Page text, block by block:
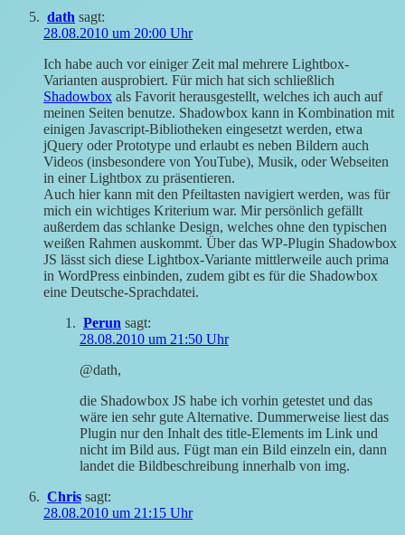
dath sagt:
28.08.2010 um 20:00 Uhr
Ich habe auch vor einiger Zeit mal mehrere Lightbox-
Varianten ausprobiert. Für mich hat sich schließlich
Shadowbox als Favorit herausgestellt, welches ich auch auf
meinen Seiten benutze. Shadowbox kann in Kombination mit
einigen Javascript-Bibliotheken eingesetzt werden, etwa
jQuery oder Prototype und erlaubt es neben Bildern auch
Videos (insbesondere von YouTube), Musik, oder Webseiten
in einer Lightbox zu präsentieren.
Auch hier kann mit den Pfeiltasten navigiert werden, was für
mich ein wichtiges Kriterium war. Mir persönlich gefällt
außerdem das schlanke Design, welches ohne den typischen
weißen Rahmen auskommt. Über das WP-Plugin Shadowbox
JS lässt sich diese Lightbox-Variante mittlerweile auch prima
in WordPress einbinden, zudem gibt es für die Shadowbox
eine Deutsche-Sprachdatei.
Perun sagt:
28.08.2010 um 21:50 Uhr
@dath,
die Shadowbox JS habe ich vorhin getestet und das
wäre ien sehr gute Alternative. Dummerweise liest das
Plugin nur den Inhalt des title-Elements im Link und
nicht im Bild aus. Fügt man ein Bild einzeln ein, dann
landet die Bildbeschreibung innerhalb von img.
Chris sagt:
28.08.2010 um 21:15 Uhr